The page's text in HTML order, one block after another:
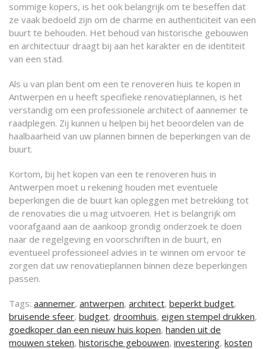
sommige kopers, is het ook belangrijk om te beseffen dat
ze vaak bedoeld zijn om de charme en authenticiteit van een
buurt te behouden. Het behoud van historische gebouwen
en architectuur draagt bij aan het karakter en de identiteit
van een stad.
Als u van plan bent om een te renoveren huis te kopen in
Antwerpen en u heeft specifieke renovatieplannen, is het
verstandig om een professionele architect of aannemer te
raadplegen. Zij kunnen u helpen bij het beoordelen van de
haalbaarheid van uw plannen binnen de beperkingen van de
buurt.
Kortom, bij het kopen van een te renoveren huis in
Antwerpen moet u rekening houden met eventuele
beperkingen die de buurt kan opleggen met betrekking tot
de renovaties die u mag uitvoeren. Het is belangrijk om
voorafgaand aan de aankoop grondig onderzoek te doen
naar de regelgeving en voorschriften in de buurt, en
eventueel professioneel advies in te winnen om ervoor te
zorgen dat uw renovatieplannen binnen deze beperkingen
passen.
Tags: aannemer, antwerpen, architect, beperkt budget,
bruisende sfeer, budget, droomhuis, eigen stempel drukken,
goedkoper dan een nieuw huis kopen, handen uit de
mouwen steken, historische gebouwen, investering, kosten